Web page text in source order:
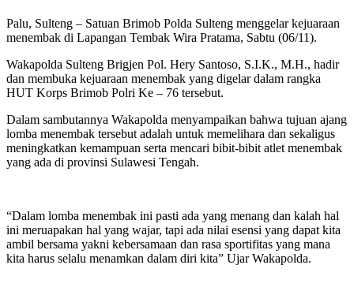
Palu, Sulteng – Satuan Brimob Polda Sulteng menggelar kejuaraan
menembak di Lapangan Tembak Wira Pratama, Sabtu (06/11).
Wakapolda Sulteng Brigjen Pol. Hery Santoso, S.I.K., M.H., hadir
dan membuka kejuaraan menembak yang digelar dalam rangka
HUT Korps Brimob Polri Ke – 76 tersebut.
Dalam sambutannya Wakapolda menyampaikan bahwa tujuan ajang
lomba menembak tersebut adalah untuk memelihara dan sekaligus
meningkatkan kemampuan serta mencari bibit-bibit atlet menembak
yang ada di provinsi Sulawesi Tengah.
“Dalam lomba menembak ini pasti ada yang menang dan kalah hal
ini meruapakan hal yang wajar, tapi ada nilai esensi yang dapat kita
ambil bersama yakni kebersamaan dan rasa sportifitas yang mana
kita harus selalu menamkan dalam diri kita” Ujar Wakapolda.